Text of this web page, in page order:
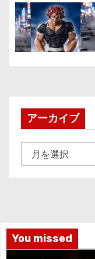
アーカイブ
ー
You missed